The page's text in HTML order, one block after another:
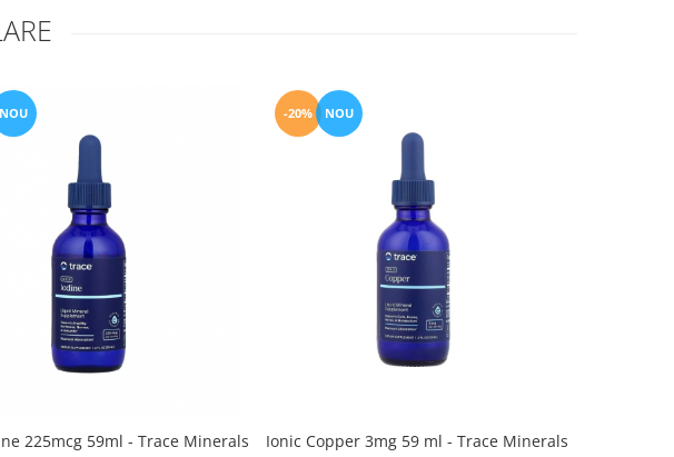
NOU
225mcg 59ml - Trace Minerals
-20% NOU
Ionic Copper 3mg 59 ml - Trace Minerals